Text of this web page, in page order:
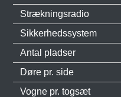
Strækningsradio
Sikkerhedssystem
Antal pladser
Døre pr. side
Vogne pr. togsæt